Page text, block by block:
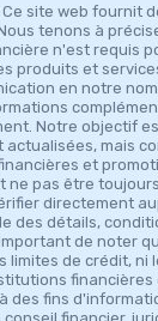
: Ce site web fournit
tenons à
n'est requis
produits et
en notre
Notre objectif
mais
et
pas être
directement
des détails,
de noter
limites de crédit, ni
financières
des fins